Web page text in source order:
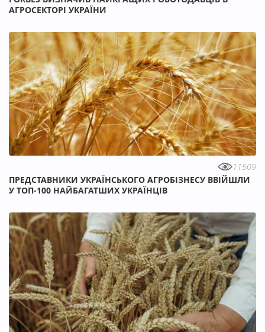
АГРОСЕКТОРІ УКРАЇНИ
11509
ПРЕДСТАВНИКИ УКРАЇНСЬКОГО АГРОБІЗНЕСУ ВВІЙШЛИ
У ТОП-100 НАЙБАГАТШИХ УКРАЇНЦІВ